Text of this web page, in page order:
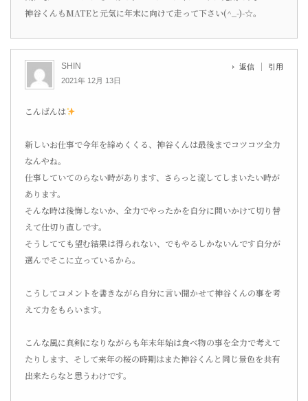
神谷くんもMATEと元気に年末に向けて走って下さい(^_-)-☆。
SHIN
2021年 12月 13日
返信 引用
こんばんは
新しいお仕事で今年を締めくくる、神谷くんは最後までコツコツ全力
なんやね。
仕事していてのらない時があります、さらっと流してしまいたい時が
あります。
そんな時は後悔しないか、全力でやったかを自分に問いかけて切り替
えて仕切り直しです。
そうしてても望む結果は得られない、でもやるしかないんです自分が
選んでそこに立っているから。
こうしてコメントを書きながら自分に言い聞かせて神谷くんの事を考
えて力をもらいます。
こんな風に真剣になりながらも年末年始は食べ物の事を全力で考えて
たりします、そして来年の桜の時期はまた神谷くんと同じ景色を共有
出来たらなと思うわけです。